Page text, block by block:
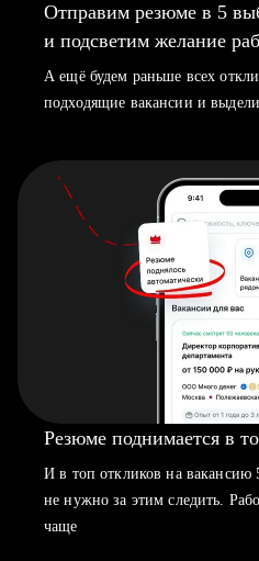
Отправим резюме в 5
и подсветим желание
А ещё будем раньше всех
подходящие вакансии и
Резюме поднимается в
И в топ откликов на
не нужно за этим следить.
чаще